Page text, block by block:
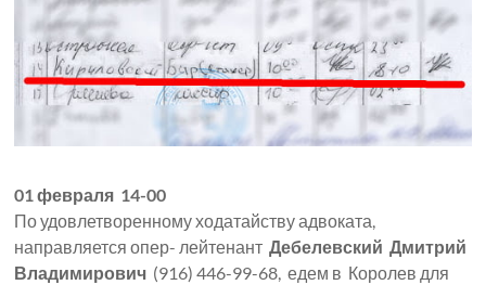
01 февраля 14-00
По удовлетворенному ходатайству адвоката,
направляется опер- лейтенантДебелевский Дмитрий
Владимирович (916) 446-99-68, едем в Королев для